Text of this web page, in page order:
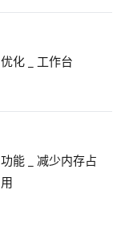
优化 _ 工作台
功能 _ 减少内存占
用